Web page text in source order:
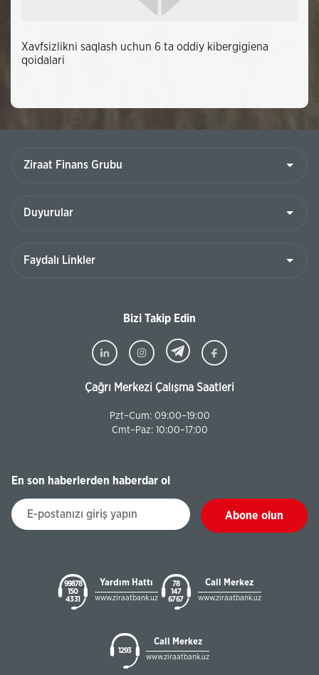
Xavfsizlikni saqlash uchun 6 ta oddiy kibergigiena
qoidalari
Bizi Takip Edin
Çağrı Merkezi Çalışma Saatleri
Pzt–Cum: 09:00–19:00
Cmt–Paz: 10:00–17:00
En son haberlerden haberdar ol
Abone olun
99878
150
43 31
Yardım Hattı
www.ziraatbank.uz
78
147
67 67
Call Merkez
www.ziraatbank.uz
1293
Call Merkez
www.ziraatbank.uz